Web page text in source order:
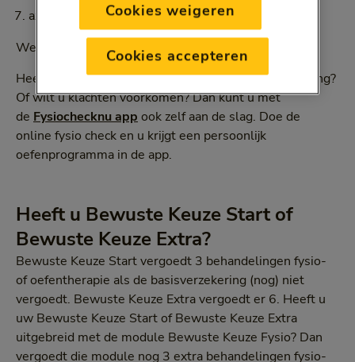
axiale spondyloartritis
We leggen dit verderop uit.
Heeft u lichte klachten bij bewegen of door uw houding?
Of wilt u klachten voorkomen? Dan kunt u met
de Fysiochecknu app ook zelf aan de slag. Doe de
online fysio check en u krijgt een persoonlijk
oefenprogramma in de app.
Heeft u Bewuste Keuze Start of
Bewuste Keuze Extra?
Bewuste Keuze Start vergoedt 3 behandelingen fysio-
of oefentherapie als de basisverzekering (nog) niet
vergoedt. Bewuste Keuze Extra vergoedt er 6. Heeft u
uw Bewuste Keuze Start of Bewuste Keuze Extra
uitgebreid met de module Bewuste Keuze Fysio? Dan
vergoedt die module nog 3 extra behandelingen fysio-
Cookies weigeren
Cookies accepteren